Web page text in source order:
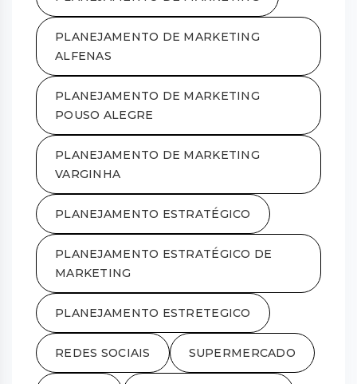
PLANEJAMENTO DE MARKETING
ALFENAS
PLANEJAMENTO DE MARKETING
POUSO ALEGRE
PLANEJAMENTO DE MARKETING
VARGINHA
PLANEJAMENTO ESTRATÉGICO
PLANEJAMENTO ESTRATÉGICO DE
MARKETING
PLANEJAMENTO ESTRETEGICO
REDES SOCIAIS SUPERMERCADO